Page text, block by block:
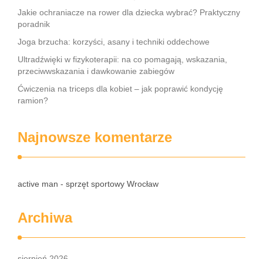
Jakie ochraniacze na rower dla dziecka wybrać? Praktyczny
poradnik
Joga brzucha: korzyści, asany i techniki oddechowe
Ultradźwięki w fizykoterapii: na co pomagają, wskazania,
przeciwwskazania i dawkowanie zabiegów
Ćwiczenia na triceps dla kobiet – jak poprawić kondycję
ramion?
Najnowsze komentarze
active man - sprzęt sportowy Wrocław
Archiwa